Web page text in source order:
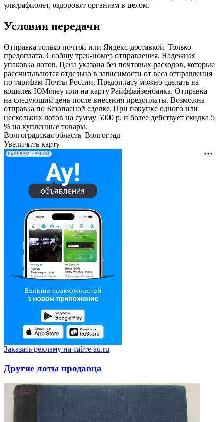
ультрафиолет, оздоровят организм в целом.
Условия передачи
Отправка только почтой или Яндекс-доставкой. Только
предоплата. Сообщу трек-номер отправления. Надежная
упаковка лотов. Цена указана без почтовых расходов, которые
рассчитываются отдельно в зависимости от веса отправления
по тарифам Почты России. Предоплату можно сделать на
кошелёк ЮMoney или на карту Райффайзенбанка. Отправка
на следующий день после внесения предоплаты. Возможна
отправка по Безопасной сделке. При покупке одного или
нескольких лотов на сумму 5000 р. и более действует скидка 5
% на купленные товары.
Волгоградская область, Волгоград
Увеличить карту
РЕКЛАМА • AU.RU
Заказать рекламу на сайте au.ru
Другие лоты продавца